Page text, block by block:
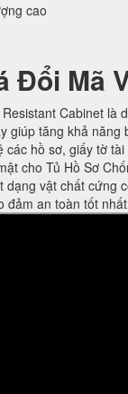
Đổi Mã
Cabinet
giúp tăng khả
hồ sơ, giấy tờ
cho Tủ Hồ Sơ
vật chất cứng
đảm an toàn tốt